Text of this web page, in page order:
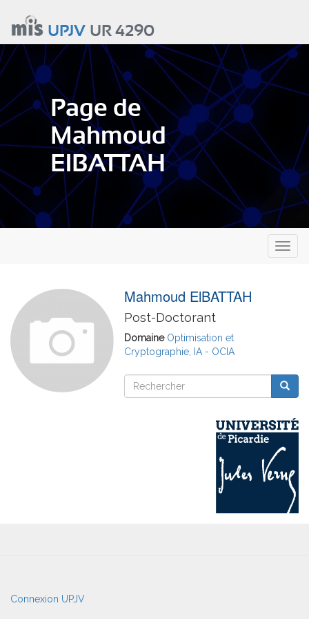
contenu
principal
UPJVUR 4290
Page de
Mahmoud
ElBATTAH
Mahmoud ElBATTAH
Post-Doctorant
Domaine Optimisation et
Cryptographie, IA - OCIA
Rechercher
Rechercher
User
account
Connexion UPJV